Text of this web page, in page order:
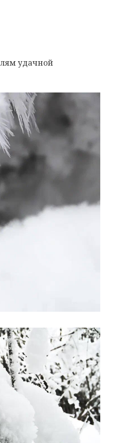
удачной